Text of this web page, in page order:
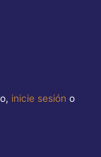
inicie sesión o